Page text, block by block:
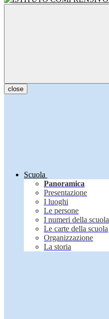
close
Scuola
Panoramica
Presentazione
I luoghi
Le persone
I numeri della scuola
Le carte della scuola
Organizzazione
La storia